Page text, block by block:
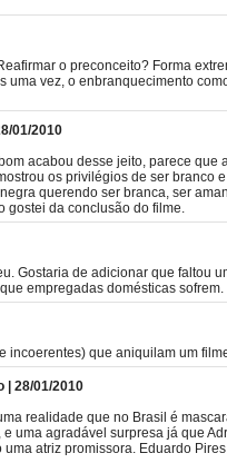
o preconceito? Forma
uma vez, o enbranquecimento
01/2010
acabou desse jeito, parece que
os privilégios de ser branco
querendo ser branca, ser
gostei da conclusão do filme.
Gostaria de adicionar que faltou
empregadas domésticas sofrem.
incoerentes) que aniquilam um
28/01/2010
realidade que no Brasil é
uma agradável surpresa já que
atriz promissora. Eduardo